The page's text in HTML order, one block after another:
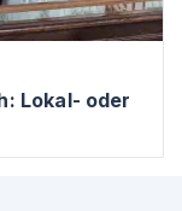
Lokal- oder